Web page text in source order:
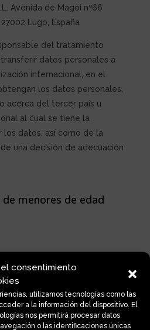
consentimiento
utilizamos tecnologías como las
a la información del dispositivo. El
nos permitirá procesar datos
o las identificaciones únicas
Avenida de Magoi nº66
Lugo, España
del tratamiento
datos personales a
internacional, en el
los datos personales,
acerca del tercer país u
al cual se tiene la
datos, así como de la
una decisión de adecuación
menores de edad
en los artículos 8 del
3/2018, de 5 de
de Datos Personales y
digitales, solo los mayores
su consentimiento para